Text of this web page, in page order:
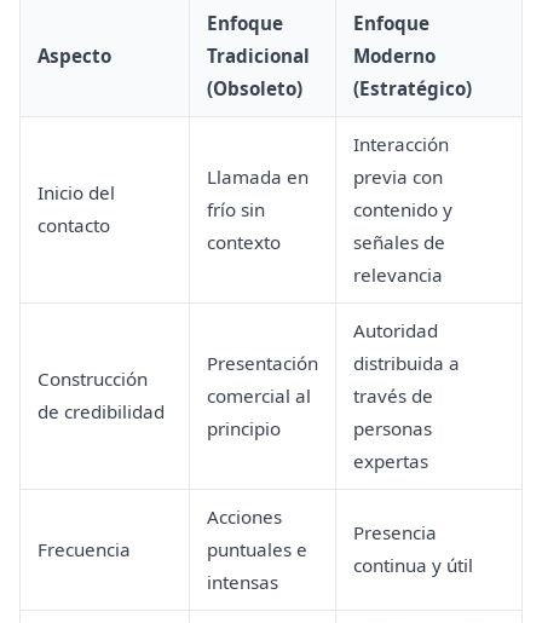
Aspecto
Enfoque
Tradicional
(Obsoleto)
Enfoque
Moderno
(Estratégico)
Inicio del
contacto
Llamada en
frío sin
contexto
Interacción
previa con
contenido y
señales de
relevancia
Construcción
de credibilidad
Presentación
comercial al
principio
Autoridad
distribuida a
través de
personas
expertas
Frecuencia
Acciones
puntuales e
intensas
Presencia
continua y útil